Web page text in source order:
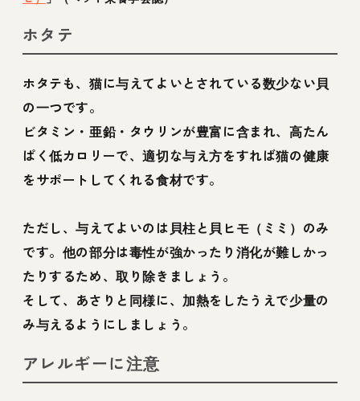
ホタテ
ホタテも、猫に与えてよいとされている数少ない貝
の一つです。
ビタミン・亜鉛・タウリンが豊富に含まれ、高たん
ぱく低カロリーで、適切な与え方をすれば猫の健康
をサポートしてくれる食材です。
ただし、与えてよいのは貝柱と貝ヒモ（ミミ）のみ
です。他の部分は毒性が強かったり消化が難しかっ
たりするため、取り除きましょう。
そして、あさりと同様に、加熱をしたうえで少量の
み与えるようにしましょう。
アレルギーに注意